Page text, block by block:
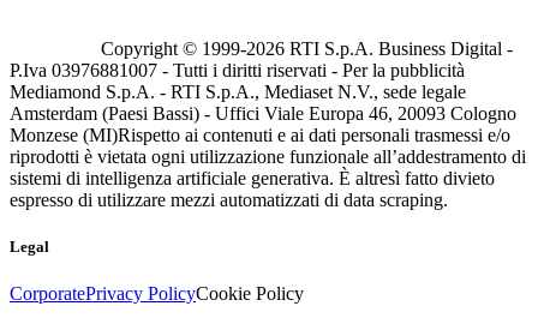
Copyright © 1999-2026 RTI S.p.A. Business Digital -
P.Iva 03976881007 - Tutti i diritti riservati - Per la pubblicità
Mediamond S.p.A. - RTI S.p.A., Mediaset N.V., sede legale
Amsterdam (Paesi Bassi) - Uffici Viale Europa 46, 20093 Cologno
Monzese (MI)Rispetto ai contenuti e ai dati personali trasmessi e/o
riprodotti è vietata ogni utilizzazione funzionale all’addestramento di
sistemi di intelligenza artificiale generativa. È altresì fatto divieto
espresso di utilizzare mezzi automatizzati di data scraping.
Legal
CorporatePrivacy PolicyCookie Policy